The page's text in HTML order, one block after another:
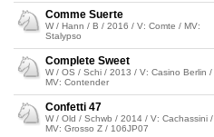
Comme Suerte
W / Hann / B / 2016 / V: Comte / MV:
Stalypso
Complete Sweet
W / OS / Schi / 2013 / V: Casino Berlin /
MV: Contender
Confetti 47
W / Old / Schwb / 2014 / V: Cachassini /
MV: Grosso Z / 106JP07